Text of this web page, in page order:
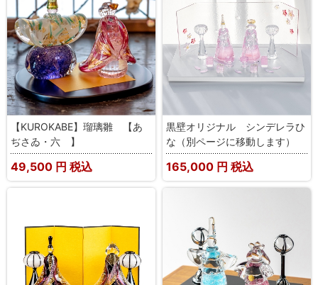
【KUROKABE】瑠璃雛 【あ
ぢさゐ・六 】
49,500 円 税込
黒壁オリジナル シンデレラひ
な（別ページに移動します）
165,000 円 税込